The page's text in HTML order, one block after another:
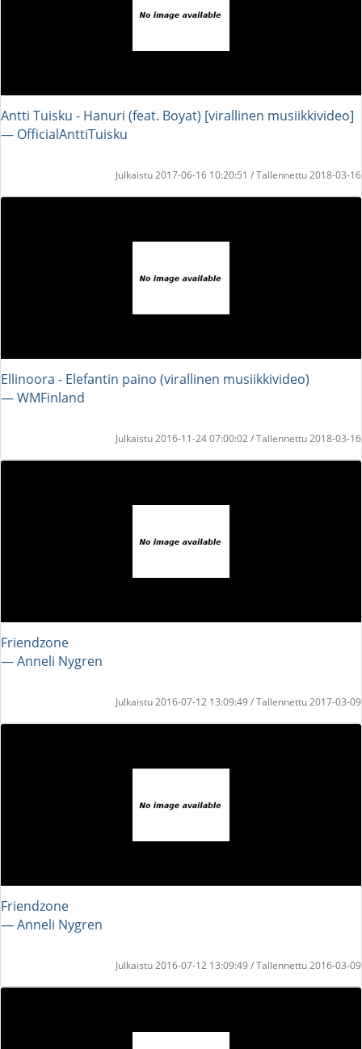
Antti Tuisku - Hanuri (feat. Boyat) [virallinen musiikkivideo]
― OfficialAnttiTuisku
Julkaistu 2017-06-16 10:20:51 / Tallennettu 2018-03-16
Ellinoora - Elefantin paino (virallinen musiikkivideo)
― WMFinland
Julkaistu 2016-11-24 07:00:02 / Tallennettu 2018-03-16
Friendzone
― Anneli Nygren
Julkaistu 2016-07-12 13:09:49 / Tallennettu 2017-03-09
Friendzone
― Anneli Nygren
Julkaistu 2016-07-12 13:09:49 / Tallennettu 2016-03-09